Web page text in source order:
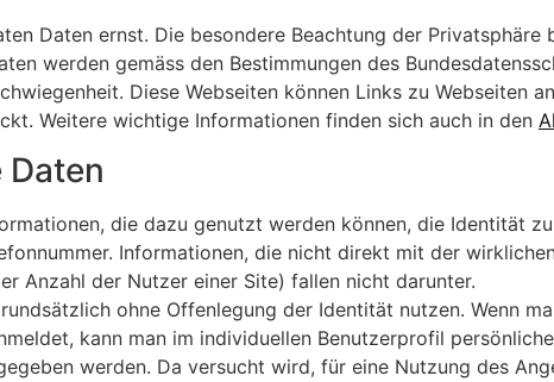
Daten ernst. Die besondere Beachtung der
werden gemäss den Bestimmungen des
Diese Webseiten können Links zu Webseiten
Weitere wichtige Informationen finden sich auch in den
die dazu genutzt werden können, die Identität
Informationen, die nicht direkt mit der
Anzahl der Nutzer einer Site) fallen nicht darunter.
ohne Offenlegung der Identität nutzen. Wenn
kann man im individuellen Benutzerprofil
werden. Da versucht wird, für eine Nutzung des